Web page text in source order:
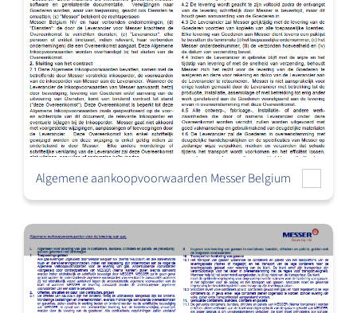
Algemene aankoopvoorwaarden Messer Belgium